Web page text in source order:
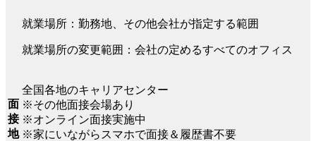
就業場所：勤務地、その他会社が指定する範囲
就業場所の変更範囲：会社の定めるすべてのオフィス
面
接
地
全国各地のキャリアセンター
※その他面接会場あり
※オンライン面接実施中
※家にいながらスマホで面接＆履歴書不要